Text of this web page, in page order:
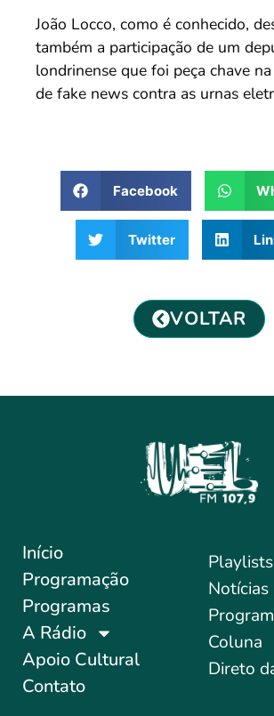
João Locco, como é conhecido,
também a participação de um
londrinense que foi peça chave
de fake news contra as urnas
Facebook
Twitter
VOLTAR
Início
Programação
Programas
A Rádio
Apoio Cultural
Contato
Playlists
Notícias
Coluna
Direto